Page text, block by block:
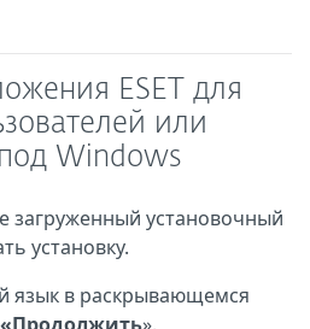
ESET для
или
Windows
загруженный установочный
установку.
язык в раскрывающемся